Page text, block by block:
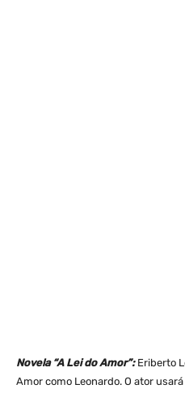
Novela “A Lei do Amor”:Eriberto
Amor como Leonardo. O ator